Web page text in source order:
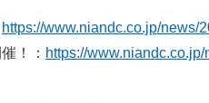
https://www.niandc.co.jp/news/
！： https://